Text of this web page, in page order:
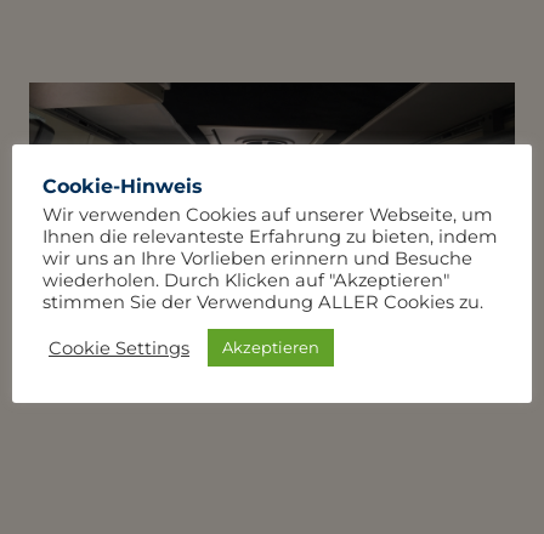
Cookie-Hinweis
Wir verwenden Cookies auf unserer Webseite, um
Ihnen die relevanteste Erfahrung zu bieten, indem
wir uns an Ihre Vorlieben erinnern und Besuche
wiederholen. Durch Klicken auf "Akzeptieren"
stimmen Sie der Verwendung ALLER Cookies zu.
Cookie Settings Akzeptieren